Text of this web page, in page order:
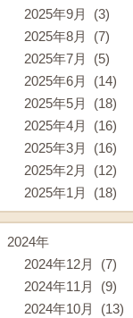
2025年9月 (3)
2025年8月 (7)
2025年7月 (5)
2025年6月 (14)
2025年5月 (18)
2025年4月 (16)
2025年3月 (16)
2025年2月 (12)
2025年1月 (18)
2024年
2024年12月 (7)
2024年11月 (9)
2024年10月 (13)